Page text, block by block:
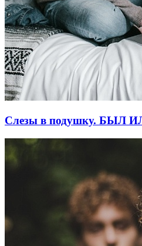
Слезы в подушку. БЫЛ